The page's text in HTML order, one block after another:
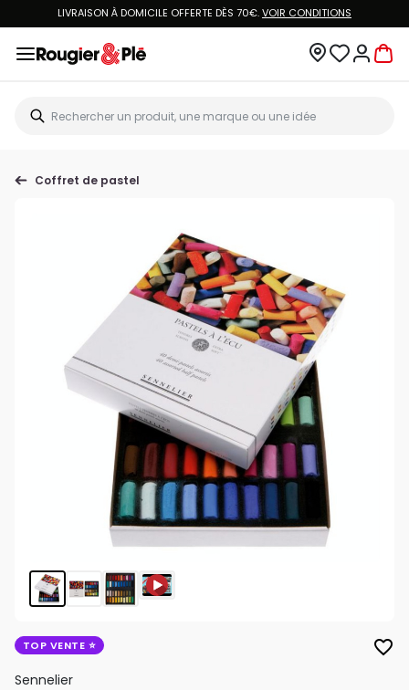
LIVRAISON À DOMICILE OFFERTE DÈS 70€.VOIR CONDITIONS
Coffret de pastel
TOP VENTE favorite_border
Sennelier